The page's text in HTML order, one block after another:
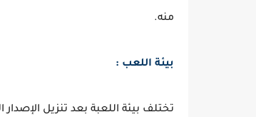
منه.
بيئة اللعب :